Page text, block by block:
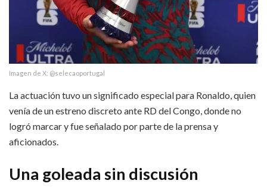
Imagen de X: @selecaoportugal
La actuación tuvo un significado especial para Ronaldo, quien
venía de un estreno discreto ante RD del Congo, donde no
logró marcar y fue señalado por parte de la prensa y
aficionados.
Una goleada sin discusión